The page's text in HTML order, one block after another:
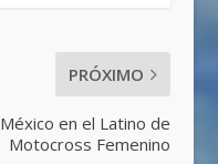
PRÓXIMO
México en el Latino de
Motocross Femenino